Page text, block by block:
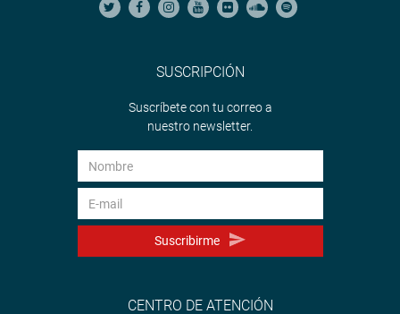
SUSCRIPCIÓN
Suscríbete con tu correo a
nuestro newsletter.
Suscribirme
CENTRO DE ATENCIÓN